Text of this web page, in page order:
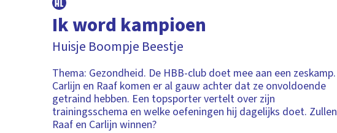
Ik word kampioen
Huisje Boompje Beestje
Thema: Gezondheid. De HBB-club doet mee aan een zeskamp.
Carlijn en Raaf komen er al gauw achter dat ze onvoldoende
getraind hebben. Een topsporter vertelt over zijn
trainingsschema en welke oefeningen hij dagelijks doet. Zullen
Raaf en Carlijn winnen?